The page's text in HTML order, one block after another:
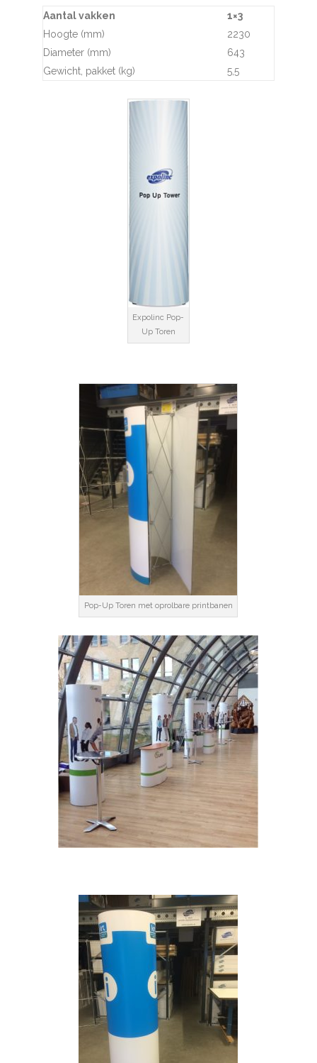
Aantal vakken
1×3
Hoogte (mm)
2230
Diameter (mm)
643
Gewicht, pakket (kg)
5,5
Expolinc Pop-
Up Toren
Pop-Up Toren met oprolbare printbanen